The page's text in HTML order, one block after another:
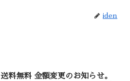
iden
送料無料 金額変更のお知らせ。